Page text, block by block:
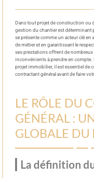
Dans tout projet de construction ou
gestion du chantier est déterminant
se présente comme un acteur clé
de métier et en garantissant le
ses prestations offrent de
inconvénients à prendre en compte.
projet immobilier, il est essentiel de
contractant général avant de faire
LE RÔLE DU
GÉNÉRAL :
GLOBALE DU
La définition